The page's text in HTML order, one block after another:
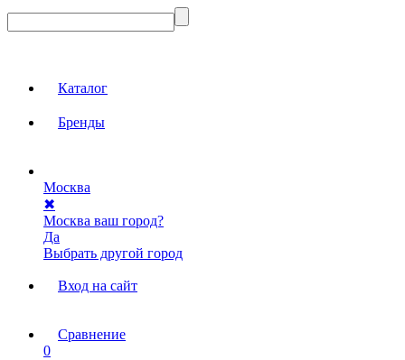
Каталог
Бренды
Москва
✖
Москва ваш город?
Да
Выбрать другой город
Вход на сайт
Сравнение
0